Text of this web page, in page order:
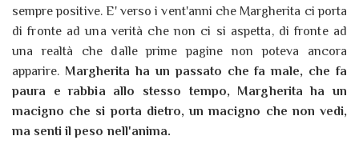
sempre positive. E' verso i vent'anni che Margherita ci porta
di fronte ad una verità che non ci si aspetta, di fronte ad
una realtà che dalle prime pagine non poteva ancora
apparire. Margherita ha un passato che fa male, che fa
paura e rabbia allo stesso tempo, Margherita ha un
macigno che si porta dietro, un macigno che non vedi,
ma senti il peso nell'anima.